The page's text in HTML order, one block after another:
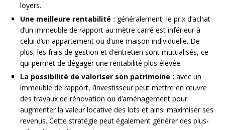
loyers.
Une meilleure rentabilité : généralement, le prix d’achat
d’un immeuble de rapport au mètre carré est inférieur à
celui d’un appartement ou d’une maison individuelle. De
plus, les frais de gestion et d’entretien sont mutualisés, ce
qui permet de dégager une rentabilité plus élevée.
La possibilité de valoriser son patrimoine : avec un
immeuble de rapport, l’investisseur peut mettre en œuvre
des travaux de rénovation ou d’aménagement pour
augmenter la valeur locative des lots et ainsi maximiser ses
revenus. Cette stratégie peut également générer des plus-